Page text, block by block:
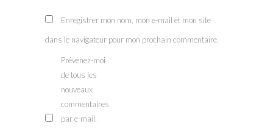
Enregistrer mon nom, mon e-mail et mon site
dans le navigateur pour mon prochain commentaire.
Prévenez-moi
de tous les
nouveaux
commentaires
par e-mail.